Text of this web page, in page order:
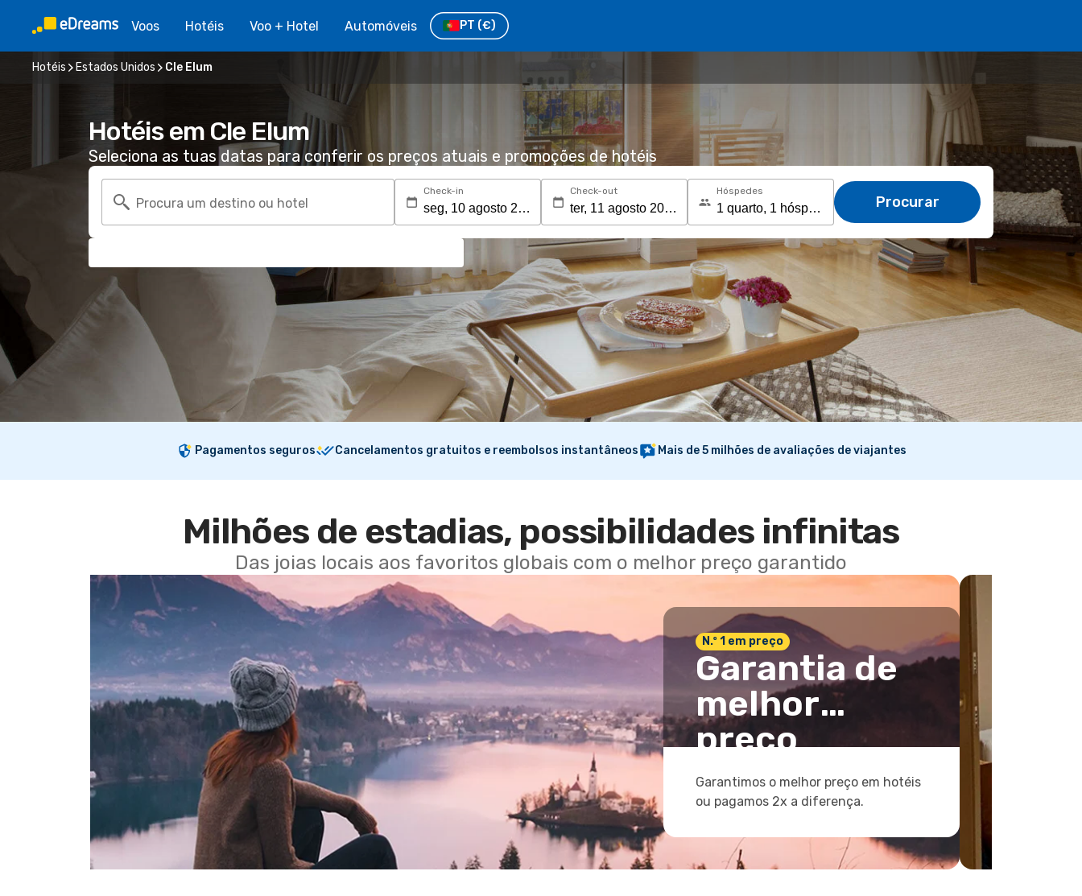
Voos Hotéis Voo + Hotel Automóveis PT (€)
Hotéis Estados Unidos Cle Elum
Hotéis em Cle Elum
Seleciona as tuas datas para conferir os preços atuais e promoções de hotéis
Procura um destino ou hotel
Check-in Check-out Hóspedes
Procurar
Pagamentos seguros Cancelamentos gratuitos e reembolsos instantâneos Mais de 5 milhões de avaliações de viajantes
Milhões de estadias, possibilidades infinitas
Das joias locais aos favoritos globais com o melhor preço garantido
N.º 1 em preço
Garantia de
melhor
preço
Garantimos o melhor preço em hotéis
ou pagamos 2x a diferença.